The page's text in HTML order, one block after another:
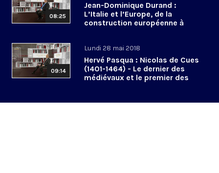
08:25
Jean-Dominique Durand :
L’Italie et l’Europe, de la
construction européenne à
09:14
Lundi 28 mai 2018
Hervé Pasqua : Nicolas de Cues
(1401-1464) - Le dernier des
médiévaux et le premier des